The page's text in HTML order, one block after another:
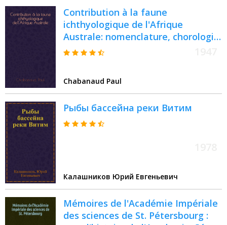
Contribution à la faune
ichthyologique de l'Afrique
Australe: nomenclature, chorologie
et affinités des Téléostéens
Chabanaud Paul
Рыбы бассейна реки Витим
Калашников Юрий Евгеньевич
Mémoires de l'Académie Impériale
des sciences de St. Pétersbourg :